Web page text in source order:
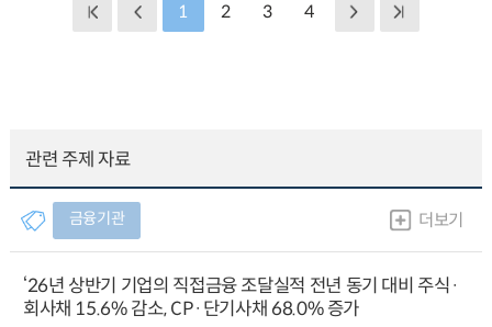
1 2 3 4
관련 주제 자료
금융기관 더보기
‘26년 상반기 기업의 직접금융 조달실적 전년 동기 대비 주식·
회사채 15.6% 감소, CP·단기사채 68.0% 증가